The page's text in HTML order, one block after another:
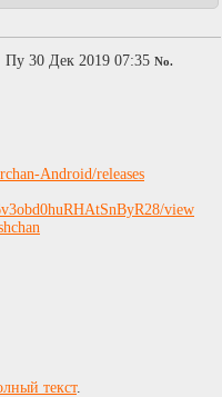
Пy 30 Дек 2019 07:35 No.
Android/releases
view
текст.